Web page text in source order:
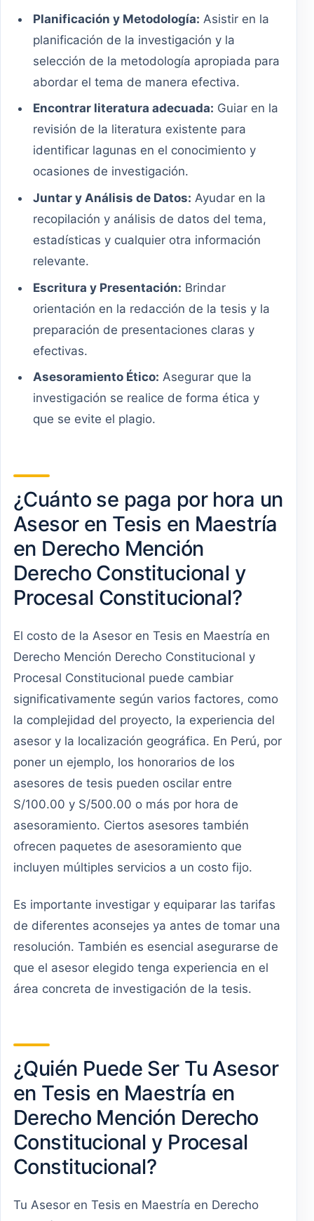
Planificación y Metodología: Asistir en la
planificación de la investigación y la
selección de la metodología apropiada para
abordar el tema de manera efectiva.
Encontrar literatura adecuada: Guiar en la
revisión de la literatura existente para
identificar lagunas en el conocimiento y
ocasiones de investigación.
Juntar y Análisis de Datos: Ayudar en la
recopilación y análisis de datos del tema,
estadísticas y cualquier otra información
relevante.
Escritura y Presentación: Brindar
orientación en la redacción de la tesis y la
preparación de presentaciones claras y
efectivas.
Asesoramiento Ético: Asegurar que la
investigación se realice de forma ética y
que se evite el plagio.
¿Cuánto se paga por hora un
Asesor en Tesis en Maestría
en Derecho Mención
Derecho Constitucional y
Procesal Constitucional?
El costo de la Asesor en Tesis en Maestría en
Derecho Mención Derecho Constitucional y
Procesal Constitucional puede cambiar
significativamente según varios factores, como
la complejidad del proyecto, la experiencia del
asesor y la localización geográfica. En Perú, por
poner un ejemplo, los honorarios de los
asesores de tesis pueden oscilar entre
S/100.00 y S/500.00 o más por hora de
asesoramiento. Ciertos asesores también
ofrecen paquetes de asesoramiento que
incluyen múltiples servicios a un costo fijo.
Es importante investigar y equiparar las tarifas
de diferentes aconsejes ya antes de tomar una
resolución. También es esencial asegurarse de
que el asesor elegido tenga experiencia en el
área concreta de investigación de la tesis.
¿Quién Puede Ser Tu Asesor
en Tesis en Maestría en
Derecho Mención Derecho
Constitucional y Procesal
Constitucional?
Tu Asesor en Tesis en Maestría en Derecho